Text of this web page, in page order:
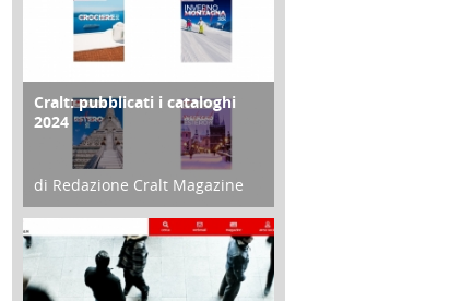
COPERTINA
Cralt: pubblicati i cataloghi
2024
di Redazione Cralt Magazine
21 Novembre 2023